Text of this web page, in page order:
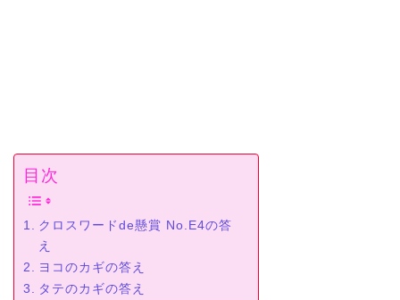
目次
クロスワードde懸賞 No.E4の答
え
ヨコのカギの答え
タテのカギの答え